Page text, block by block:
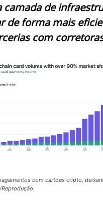
camada de
de forma mais
com
com cartões cripto,